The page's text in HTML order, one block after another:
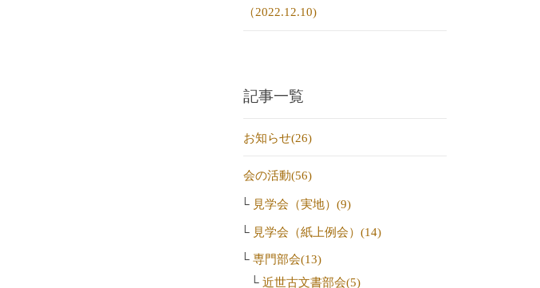
（2022.12.10)
記事一覧
お知らせ(26)
会の活動(56)
見学会（実地）(9)
見学会（紙上例会）(14)
専門部会(13)
近世古文書部会(5)